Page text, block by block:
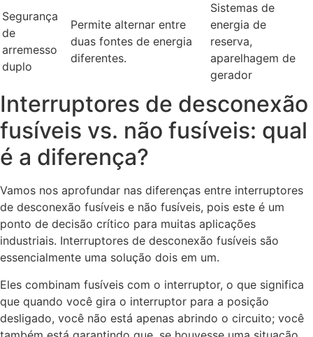
Segurança
de
arremesso
duplo
Permite alternar entre
duas fontes de energia
diferentes.
Sistemas de
energia de
reserva,
aparelhagem de
gerador
Interruptores de desconexão
fusíveis vs. não fusíveis: qual
é a diferença?
Vamos nos aprofundar nas diferenças entre interruptores
de desconexão fusíveis e não fusíveis, pois este é um
ponto de decisão crítico para muitas aplicações
industriais. Interruptores de desconexão fusíveis são
essencialmente uma solução dois em um.
Eles combinam fusíveis com o interruptor, o que significa
que quando você gira o interruptor para a posição
desligado, você não está apenas abrindo o circuito; você